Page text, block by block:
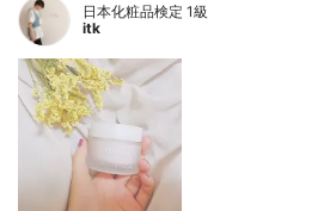
日本化粧品検定 1級
itk